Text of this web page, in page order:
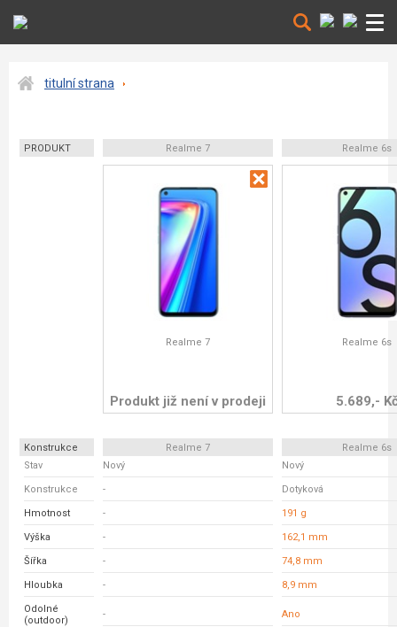
titulní strana
PRODUKT Realme 7 Realme 6s
Realme 7
Produkt již není v prodeji
Realme 6s
5.689,-
Konstrukce Realme 7
Realme 6s
Stav
Nový Nový
Konstrukce - Dotyková
Hmotnost - 191 g
Výška - 162,1 mm
Šířka - 74,8 mm
Hloubka - 8,9 mm
Odolné
(outdoor)
- Ano